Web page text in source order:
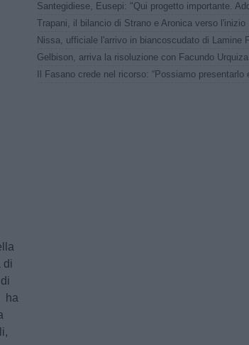
di
ha
Gelbison, arriva la risoluzione con Facundo Urquiza